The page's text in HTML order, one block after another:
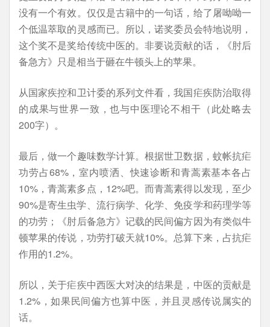
没有一个有效。仅仅是古籍中的一句话，给了屠呦呦一
个低温萃取的灵感而已。所以，诺奖委员会特地说明，
这个奖不是奖给传统中医的。非要说贡献的话，《肘后
备急方》只是相当于砸在牛顿头上的苹果。
从国家疾控和卫计委的系列文件看，我国疟疾防治取得
的成果与世界一致，也与中医理论不相干（此处略去
200字）。
最后，做一个趣味数学计算。根据世卫数据，蚊帐抗疟
功劳占68%，室内喷洒、快速诊断和青蒿素基本各占
10%，青蒿素多点，12%吧。而青蒿素得以发现，至少
90%是寄生虫学、流行病学、化学、免疫学和药理学等
的功劳；《肘后备急方》记载的民间偏方因为有类似牛
顿苹果的传说，功劳打破天就10%。总算下来，占抗疟
作用的1.2%。
所以，关于疟疾中西医大对决的结果是，中医的贡献是
1.2%，如果民间偏方也算中医，并且灵感传说属实的
话。